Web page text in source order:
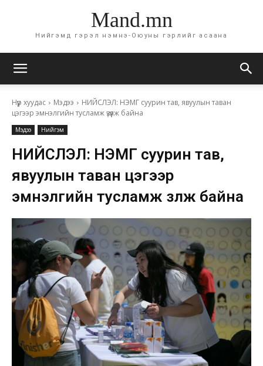
Mand.mn
Нийгэмд гэрэл нэмнэ-Оюуны гэрлийг асаана
Нүүр хуудас Мэдээ
НИЙСЛЭЛ: НЭМГ суурин тав, явуулын таван
цэгээр эмнэлгийн тусламж үзүүлж байна
Мэдээ Нийгэм
НИЙСЛЭЛ: НЭМГ суурин тав,
явуулын таван цэгээр
эмнэлгийн тусламж үзүүлж байна